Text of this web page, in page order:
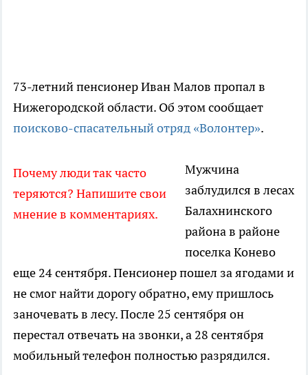
73-летний пенсионер Иван Малов пропал в
Нижегородской области. Об этом сообщает
поисково-спасательный отряд «Волонтер».
Почему люди так часто
теряются? Напишите свои
мнение в комментариях.
Мужчина
заблудился в лесах
Балахнинского
района в районе
поселка Конево
еще 24 сентября. Пенсионер пошел за ягодами и
не смог найти дорогу обратно, ему пришлось
заночевать в лесу. После 25 сентября он
перестал отвечать на звонки, а 28 сентября
мобильный телефон полностью разрядился.